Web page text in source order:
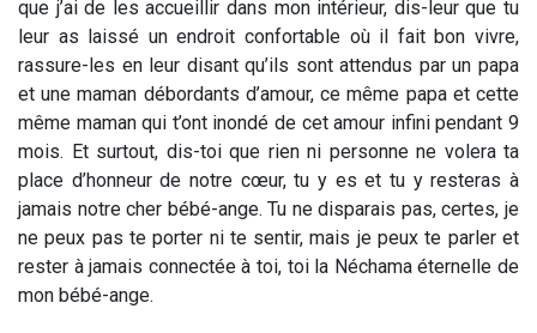
que j’ai de les accueillir dans mon intérieur, dis-leur que tu
leur as laissé un endroit confortable où il fait bon vivre,
rassure-les en leur disant qu’ils sont attendus par un papa
et une maman débordants d’amour, ce même papa et cette
même maman qui t’ont inondé de cet amour infini pendant 9
mois. Et surtout, dis-toi que rien ni personne ne volera ta
place d’honneur de notre cœur, tu y es et tu y resteras à
jamais notre cher bébé-ange. Tu ne disparais pas, certes, je
ne peux pas te porter ni te sentir, mais je peux te parler et
rester à jamais connectée à toi, toi la Néchama éternelle de
mon bébé-ange.